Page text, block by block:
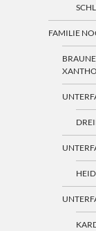
FAMILIE